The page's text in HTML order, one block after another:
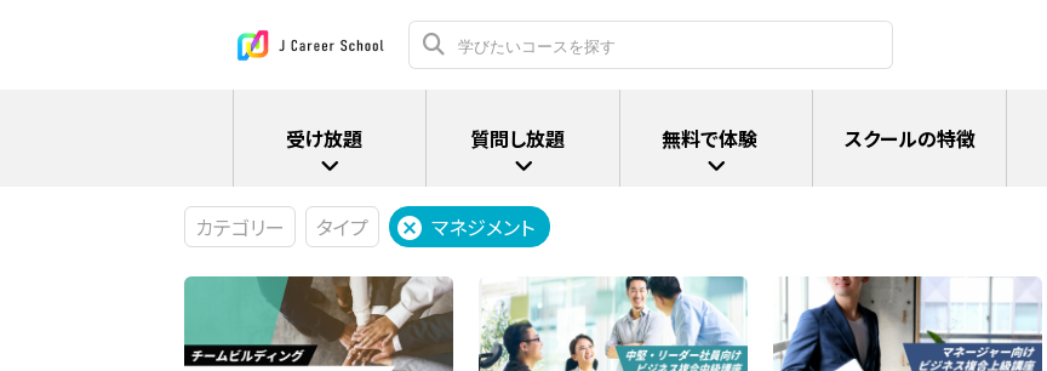
カテゴリー タイプ マネジメント
スクールの特徴
受け放題 質問し放題 無料で体験